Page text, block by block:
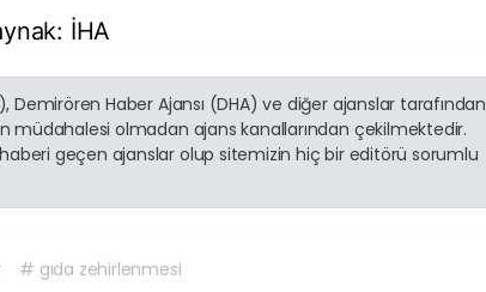
İHA
Demirören Haber Ajansı (DHA) ve diğer ajanslar tarafından
olmadan ajans kanallarından çekilmektedir.
geçen ajanslar olup sitemizin hiç bir editörü sorumlu
# gıda zehirlenmesi